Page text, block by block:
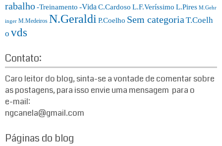
rabalho-Treinamento -VidaC.Cardoso L.F.Veríssimo L.Pires M.Gehr
inger M.Medeiros N.Geraldi P.Coelho Sem categoria T.Coelh
o vds
Contato:
Caro leitor do blog, sinta-se a vontade de comentar sobre
as postagens, para isso envie uma mensagem para o
e-mail:
ngcanela@gmail.com
Páginas do blog